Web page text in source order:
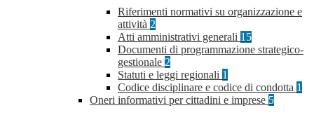
Riferimenti normativi su organizzazione e
attività 2
Atti amministrativi generali 15
Documenti di programmazione strategico-
gestionale 2
Statuti e leggi regionali 1
Codice disciplinare e codice di condotta 1
Oneri informativi per cittadini e imprese 5